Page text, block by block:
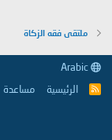
ملتقى فقه الزكاة
R
الرئيسية مساعدة